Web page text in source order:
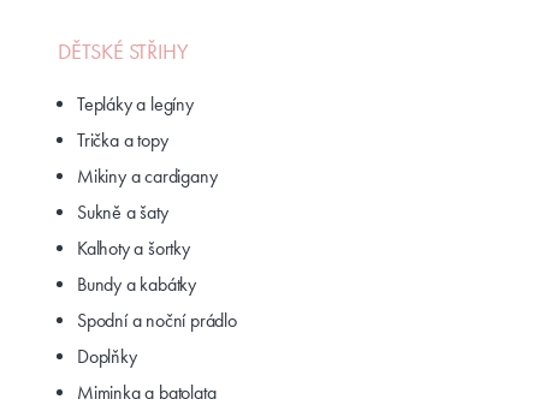
DĚTSKÉ STŘIHY
Tepláky a legíny
Trička a topy
Mikiny a cardigany
Sukně a šaty
Kalhoty a šortky
Bundy a kabátky
Spodní a noční prádlo
Doplňky
Miminka a batolata